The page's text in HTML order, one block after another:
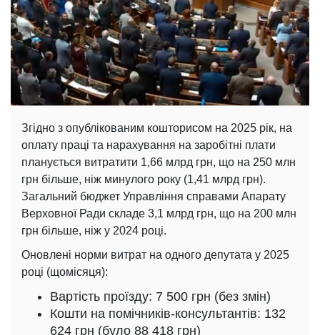
Згідно з опублікованим кошторисом на 2025 рік, на
оплату праці та нарахування на заробітні плати
планується витратити 1,66 млрд грн, що на 250 млн
грн більше, ніж минулого року (1,41 млрд грн).
Загальний бюджет Управління справами Апарату
Верховної Ради складе 3,1 млрд грн, що на 200 млн
грн більше, ніж у 2024 році.
Оновлені норми витрат на одного депутата у 2025
році (щомісяця):
Вартість проїзду: 7 500 грн (без змін)
Кошти на помічників-консультантів: 132
624 грн (було 88 418 грн)